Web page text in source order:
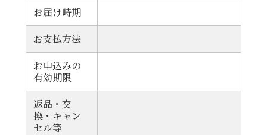
お届け時期
お支払方法
お申込みの
有効期限
返品・交
換・キャン
セル等